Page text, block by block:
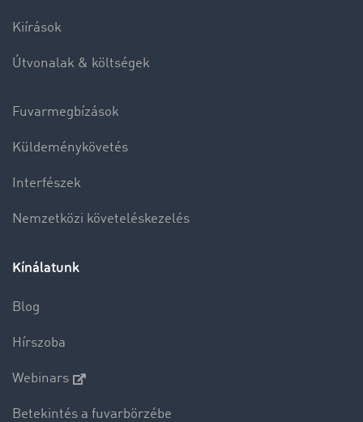
Kiírások
Útvonalak & költségek
Fuvarmegbízások
Küldeménykövetés
Interfészek
Nemzetközi követeléskezelés
Kínálatunk
Blog
Hírszoba
Webinars
Betekintés a fuvarbörzébe